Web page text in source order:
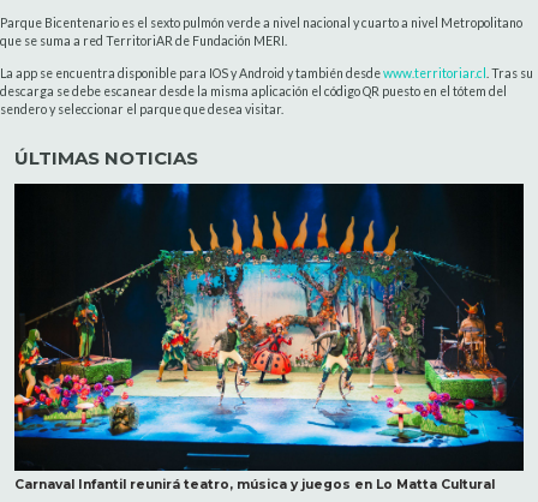
Parque Bicentenario es el sexto pulmón verde a nivel nacional y cuarto a nivel Metropolitano
que se suma a red TerritoriAR de Fundación MERI.
La app se encuentra disponible para IOS y Android y también desdewww.territoriar.cl . Tras su
descarga se debe escanear desde la misma aplicación el código QR puesto en el tótem del
sendero y seleccionar el parque que desea visitar.
ÚLTIMAS NOTICIAS
Carnaval Infantil reunirá teatro, música y juegos en Lo Matta Cultural